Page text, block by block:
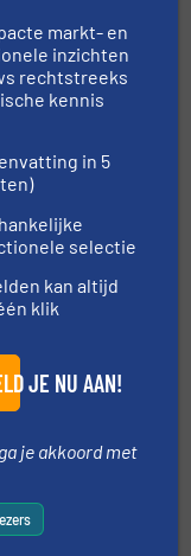
“Trusted
in
die klanten
markt- en
inzichten
rechtstreeks
kennis
in 5
selectie
kan altijd
klik
JE NU AAN!
je akkoord met